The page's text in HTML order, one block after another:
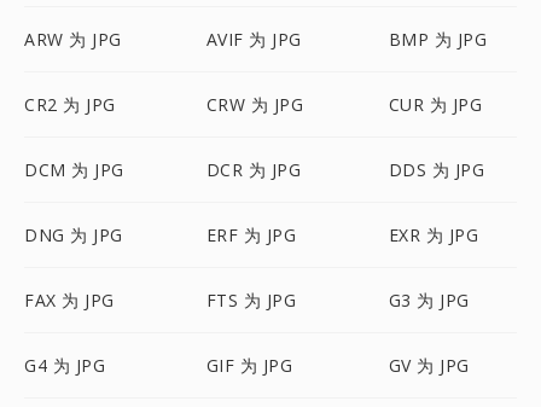
ARW 为 JPG AVIF 为 JPG BMP 为 JPG
CR2 为 JPG CRW 为 JPG CUR 为 JPG
DCM 为 JPG DCR 为 JPG DDS 为 JPG
DNG 为 JPG ERF 为 JPG EXR 为 JPG
FAX 为 JPG FTS 为 JPG G3 为 JPG
G4 为 JPG GIF 为 JPG GV 为 JPG